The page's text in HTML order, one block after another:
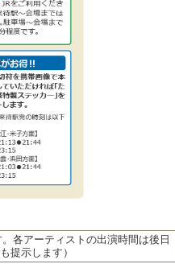
各アーティストの出演時間は後日
提示します）